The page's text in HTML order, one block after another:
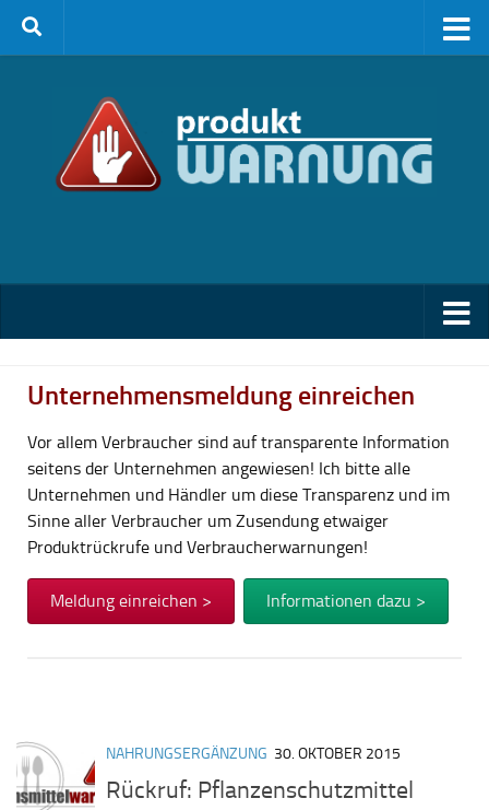
Zum Inhalt springen
Unternehmensmeldung einreichen
Vor allem Verbraucher sind auf transparente Information
seitens der Unternehmen angewiesen! Ich bitte alle
Unternehmen und Händler um diese Transparenz und im
Sinne aller Verbraucher um Zusendung etwaiger
Produktrückrufe und Verbraucherwarnungen!
Meldung einreichen > Informationen dazu >
NAHRUNGSERGÄNZUNG 30. OKTOBER 2015
Rückruf: Pflanzenschutzmittel